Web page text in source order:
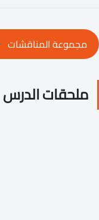
مجموعة المناقشات
ملحقات الدرس